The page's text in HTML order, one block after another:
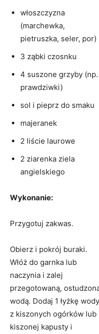
włoszczyzna
(marchewka,
pietruszka, seler, por)
3 ząbki czosnku
4 suszone grzyby (np.
prawdziwki)
sol i pieprz do smaku
majeranek
2 liście laurowe
2 ziarenka ziela
angielskiego
Wykonanie:
Przygotuj zakwas.
Obierz i pokrój buraki.
Włóż do garnka lub
naczynia i zalej
przegotowaną,
wodą. Dodaj 1 łyżkę wody
z kiszonych ogórków lub
kiszonej kapusty i